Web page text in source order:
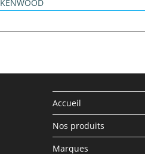
KENWOOD
Accueil
Nos produits
Marques